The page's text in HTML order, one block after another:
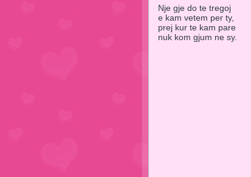
Nje gje do te tregoj
e kam vetem per ty,
prej kur te kam pare
nuk kom gjum ne sy.